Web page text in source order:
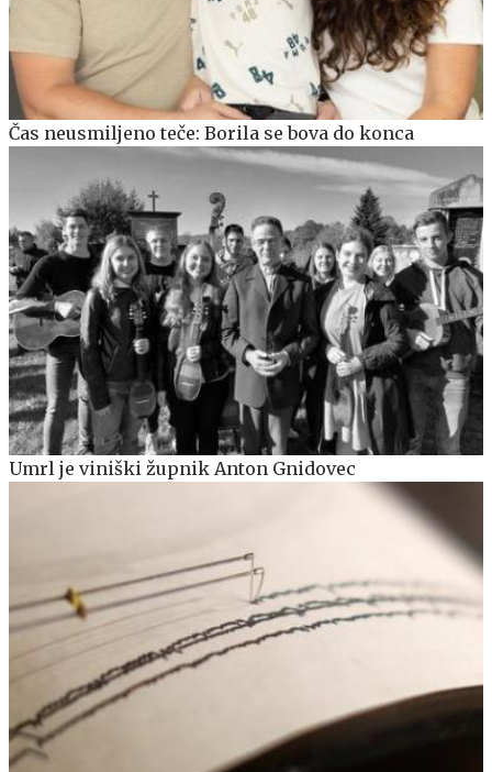
Čas neusmiljeno teče: Borila se bova do konca
Umrl je viniški župnik Anton Gnidovec